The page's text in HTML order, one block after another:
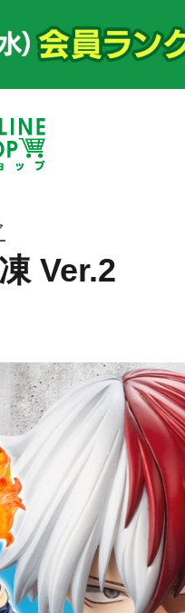
Ver.2